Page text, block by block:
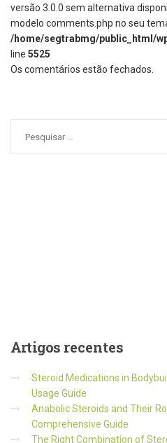
versão 3.0.0 sem alternativa
modelo comments.php no seu
/home/segtrabmg/public_html/
line 5525
Os comentários estão fechados.
Artigos recentes
Steroid Medications in
Usage Guide
Anabolic Steroids and Their
Comprehensive Guide
The Right Combination of